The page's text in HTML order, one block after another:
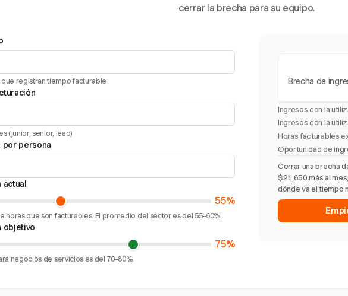
cerrar la brecha para su equipo.
registran tiempo facturable
(junior, senior, lead)
por persona
55%
horas que son facturables. El promedio del sector es del 55–60%.
objetivo
75%
negocios de servicios es del 70–80%.
Brecha de
Ingresos con la
Ingresos con la
Horas facturables
Oportunidad de
Cerrar una brecha
$21,650 más al
dónde va el tiempo